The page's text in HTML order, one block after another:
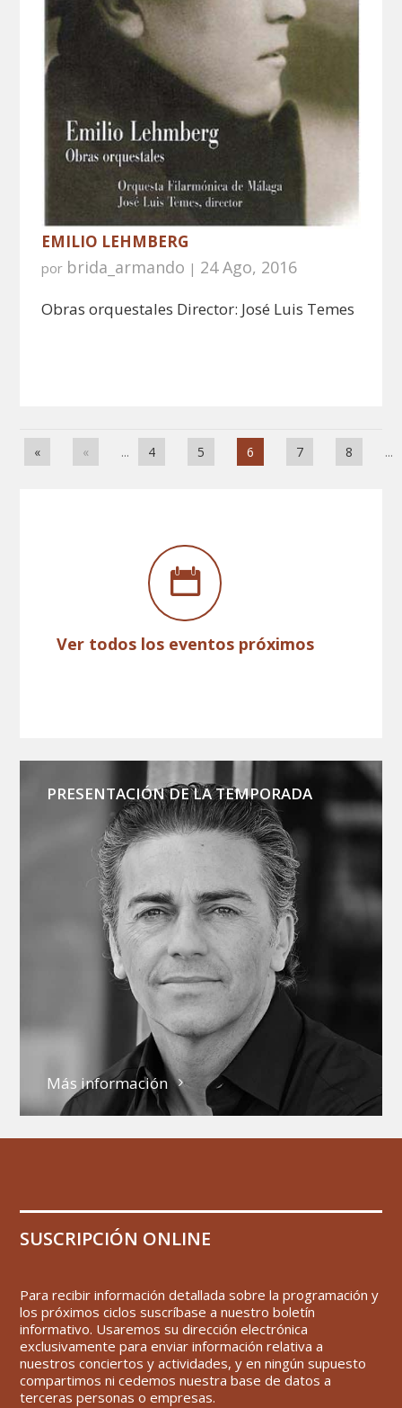
EMILIO LEHMBERG
por brida_armando | 24 Ago, 2016
Obras orquestales Director: José Luis Temes
« « ... 4 5 6 7 8 ...
Ver todos los eventos próximos
PRESENTACIÓN DE LA TEMPORADA
Más información
SUSCRIPCIÓN ONLINE
Para recibir información detallada sobre la programación y
los próximos ciclos suscríbase a nuestro boletín
informativo. Usaremos su dirección electrónica
exclusivamente para enviar información relativa a
nuestros conciertos y actividades, y en ningún supuesto
compartimos ni cedemos nuestra base de datos a
terceras personas o empresas.